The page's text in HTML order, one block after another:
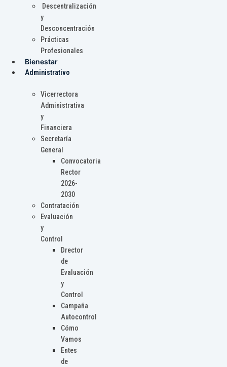
Descentralización
y
Desconcentración
Prácticas
Profesionales
Bienestar
Administrativo
Vicerrectora
Administrativa
y
Financiera
Secretaría
General
Convocatoria
Rector
2026-
2030
Contratación
Evaluación
y
Control
Drector
de
Evaluación
y
Control
Campaña
Autocontrol
Cómo
Vamos
Entes
de